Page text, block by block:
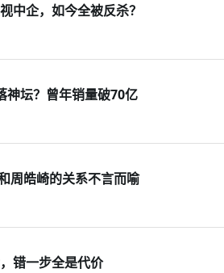
中企，如今全被反杀？
神坛？曾年销量破70亿
周皓崎的关系不言而喻
错一步全是代价